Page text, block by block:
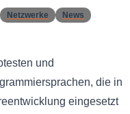
Netzwerke News
und
die in
eingesetzt